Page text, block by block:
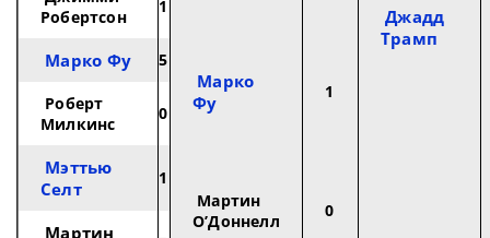
Джадд
Трамп
Робертсон
1
Марко Фу 5
Марко
Фу
1
Роберт
Милкинс
0
Мэттью
Селт
1
Мартин
О’Доннелл
0
Мартин